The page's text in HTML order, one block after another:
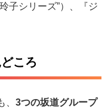
子シリーズ”）、『ジ
ころ
3つの坂道グループ